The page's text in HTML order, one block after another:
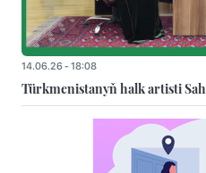
14.06.26 - 18:08
Türkmenistanyň halk artisti